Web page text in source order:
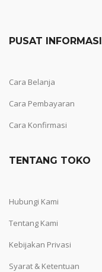
PUSAT INFORMASI
Cara Belanja
Cara Pembayaran
Cara Konfirmasi
TENTANG TOKO
Hubungi Kami
Tentang Kami
Kebijakan Privasi
Syarat & Ketentuan